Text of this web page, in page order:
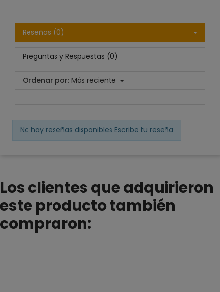
Reseñas (0)
Preguntas y Respuestas (0)
Ordenar por: Más reciente
No hay reseñas disponibles Escribe tu reseña
Los clientes que adquirieron
este producto también
compraron: